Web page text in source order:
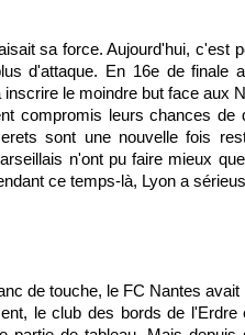
sa force. Aujourd'hui, c'est
d'attaque. En 16e de finale
le moindre but face aux
compromis leurs chances de
sont une nouvelle fois
n'ont pu faire mieux
ce temps-là, Lyona
de touche, le FC Nantes avait
le club des bords de